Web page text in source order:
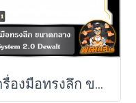
กล่องเครื่องมือทรงลึก ขนาดกลาง TOUGH SYSTEM Dewalt รุ่น DWST83294-1